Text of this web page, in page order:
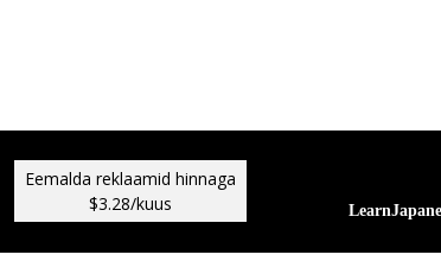
Eemalda reklaamid hinnaga
$3.28/kuus